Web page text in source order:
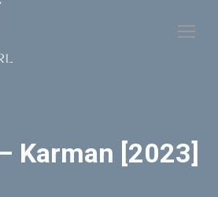
Karman [2023]